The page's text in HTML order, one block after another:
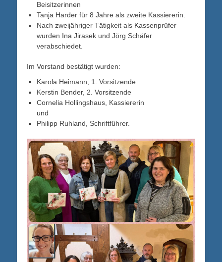
Beisitzerinnen
Tanja Harder für 8 Jahre als zweite Kassiererin.
Nach zweijähriger Tätigkeit als Kassenprüfer
wurden Ina Jirasek und Jörg Schäfer
verabschiedet.
Im Vorstand bestätigt wurden:
Karola Heimann, 1. Vorsitzende
Kerstin Bender, 2. Vorsitzende
Cornelia Hollingshaus, Kassiererin
und
Philipp Ruhland, Schriftführer.